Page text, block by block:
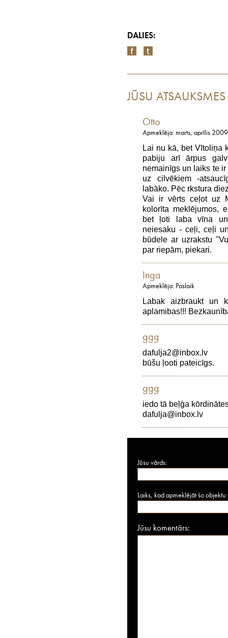
DALIES:
JŪSU ATSAUKSMES
Otto
Apmeklēja: marts, aprīlis 2009
Lai nu kā, bet Vītoliņa
pabiju arī ārpus
nemainīgs un laiks te
uz cilvēkiem -
labāko. Pēc rkstura
Vai ir vērts ceļot uz
kolorīta meklējumos,
bet ļoti laba vīna
neiesaku - ceļi, ceļi
būdele ar uzrakstu
par riepām, piekari.
Inga
Apmeklēja: Paslaik
Labak aizbraukt un
aplamibas!!!
ggg
dafulja2@inbox.lv
būšu ļooti pateicīgs.
ggg
iedo tā beļģa
dafulja@inbox.lv
Jūsu vārds:
Laiks, kad apmeklējāt šo objektu:
Jūsu komentārs: